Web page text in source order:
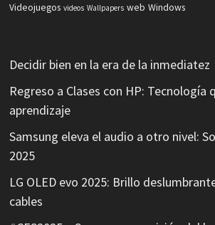
Videojuegos videos Wallpapers web Windows
Decidir bien en la era de la inmediatez
Regreso a Clases con HP:
aprendizaje
Samsung eleva el audio a otro nivel:
2025
LG OLED evo 2025: Brillo
cables